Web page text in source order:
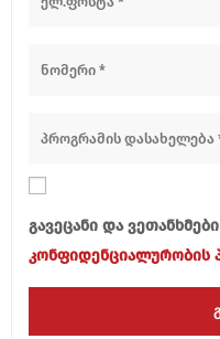
გავეცანი და ვეთანხმები
კონფიდენციალურობის